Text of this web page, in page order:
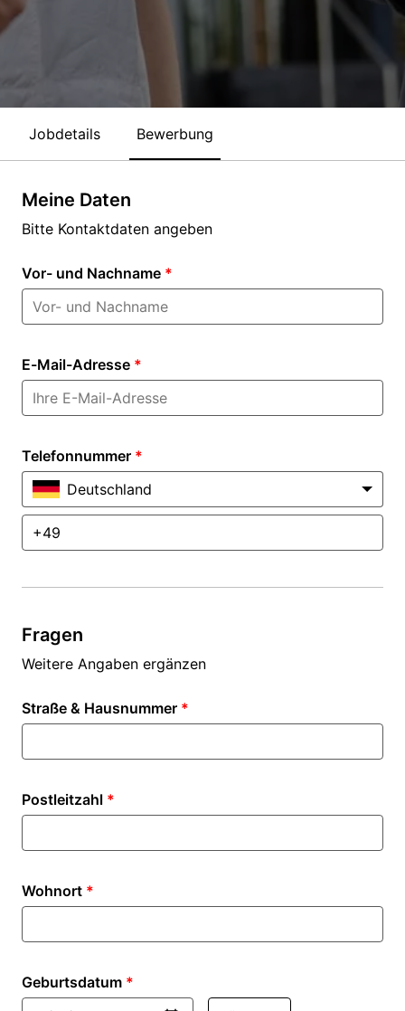
Jobdetails Bewerbung
Meine Daten
Bitte Kontaktdaten angeben
Vor- und Nachname *
E-Mail-Adresse *
Telefonnummer *
Deutschland
Fragen
Weitere Angaben ergänzen
Straße & Hausnummer *
Postleitzahl *
Wohnort *
Geburtsdatum *